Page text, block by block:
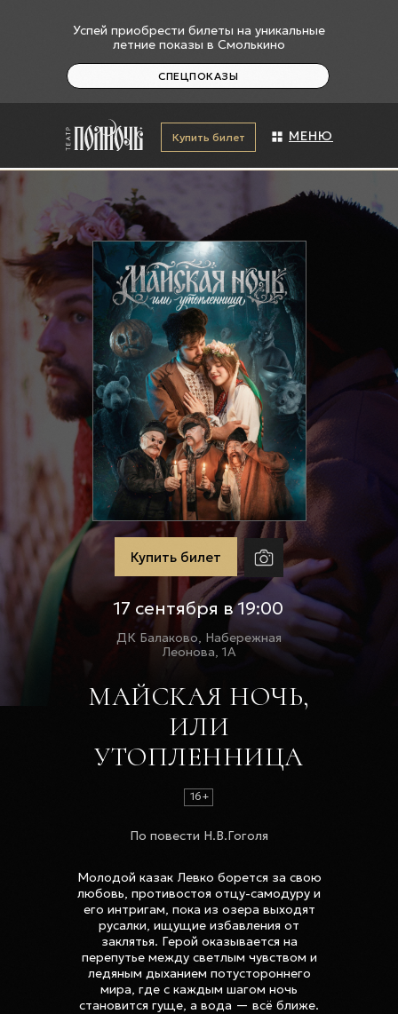
СПЕЦПОКАЗЫ
Успей приобрести билеты на уникальные
летние показы в Смолькино
МЕНЮ
Купить билет
г. Сызрань, ул.Ульяновская
На карте
+7 (927) 601-87-69
Молодой казак Левко борется за свою
любовь, противостоя отцу-самодуру и
его интригам, пока из озера выходят
русалки, ищущие избавления от
заклятья. Герой оказывается на
перепутье между светлым чувством и
ледяным дыханием потустороннего
мира, где с каждым шагом ночь
становится гуще, а вода — всё ближе.
МАЙСКАЯ НОЧЬ,
ИЛИ
УТОПЛЕННИЦА
По повести Н.В.Гоголя
Купить билет
16+
17 сентября в 19:00
ДК Балаково, Набережная
Леонова, 1А